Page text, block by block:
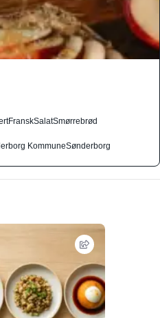
FranskSalatSmørrebrød
KommuneSønderborg